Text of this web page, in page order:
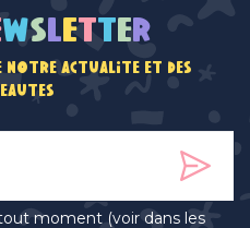
wsletter
notre actualité et des
moment (voir dans les